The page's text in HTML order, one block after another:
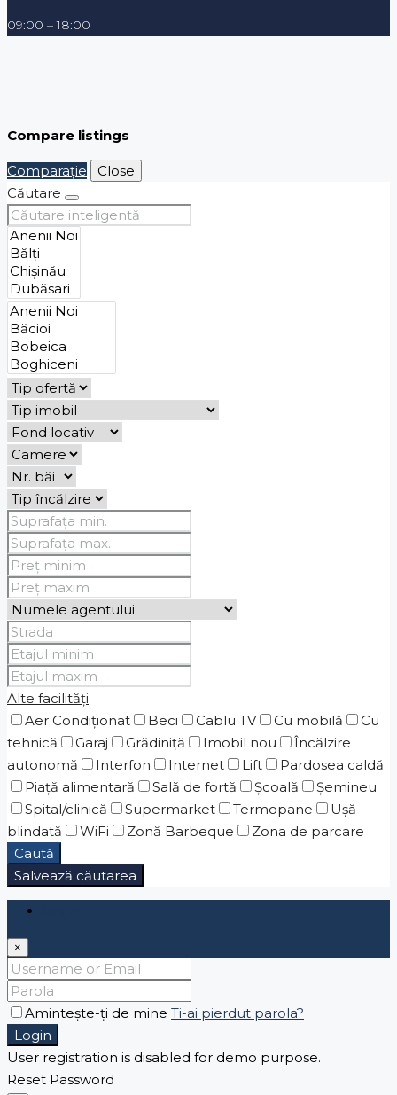
09:00 – 18:00
Compare listings
Comparaţie
Close
Căutare
Alte facilități
Aer Condiționat
Beci Cablu TV Cu mobilă
Cu
tehnică
Garaj Grădiniţă Imobil nou
Încălzire
autonomă
Interfon Internet Lift
Pardosea caldă
Piaţă alimentară
Sală de fortă Școală
Șemineu
Spital/clinică
Supermarket Termopane
Ușă
blindată
WiFi Zonă Barbeque
Zona de parcare
Caută
Salvează căutarea
×
Amintește-ți de mine Ti-ai pierdut parola?
Login
User registration is disabled for demo purpose.
Reset Password